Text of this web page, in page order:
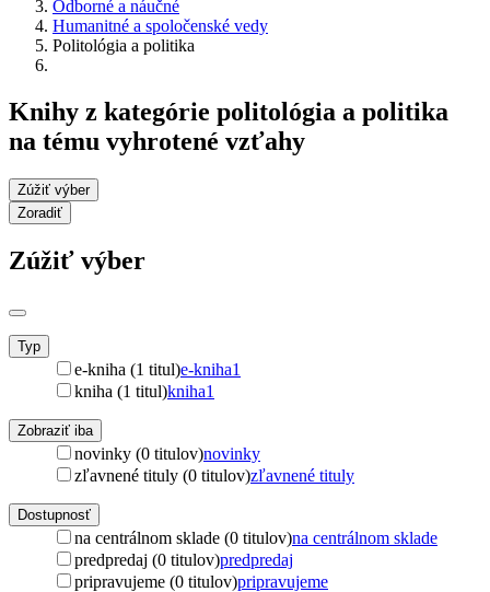
Odborné a náučné
Humanitné a spoločenské vedy
Politológia a politika
Knihy z kategórie politológia a politika
na tému vyhrotené vzťahy
Zúžiť výber
Zoradiť
Zúžiť výber
Typ
e-kniha (1 titul)e-kniha1
kniha (1 titul)kniha1
Zobraziť iba
novinky (0 titulov)novinky
zľavnené tituly (0 titulov)zľavnené tituly
Dostupnosť
na centrálnom sklade (0 titulov)na centrálnom sklade
predpredaj (0 titulov)predpredaj
pripravujeme (0 titulov)pripravujeme